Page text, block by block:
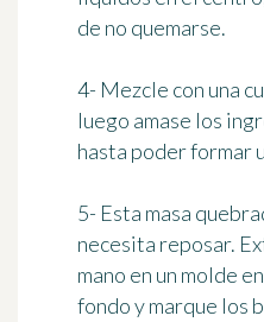
de no quemarse.
4- Mezcle con una
luego amase los
hasta poder formar
5- Esta masa
necesita reposar.
mano en un molde
fondo y marque los